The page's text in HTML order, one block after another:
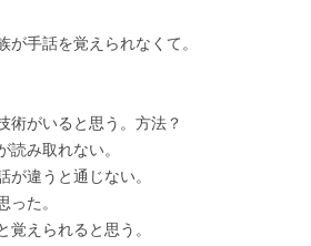
が手話を覚えられなくて。
術がいると思う。方法？
読み取れない。
が違うと通じない。
った。
覚えられると思う。